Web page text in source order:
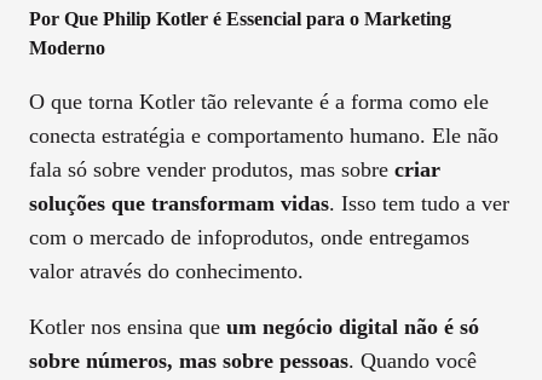
Por Que Philip Kotler é Essencial para o Marketing
Moderno
O que torna Kotler tão relevante é a forma como ele
conecta estratégia e comportamento humano. Ele não
fala só sobre vender produtos, mas sobre criar
soluções que transformam vidas. Isso tem tudo a ver
com o mercado de infoprodutos, onde entregamos
valor através do conhecimento.
Kotler nos ensina que um negócio digital não é só
sobre números, mas sobre pessoas. Quando você